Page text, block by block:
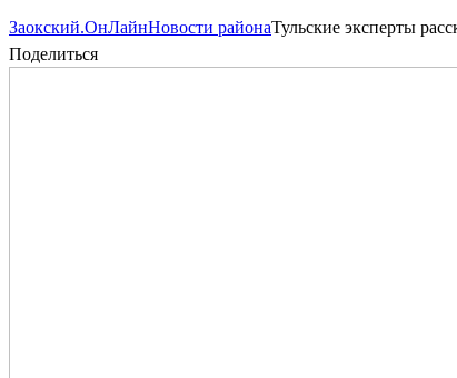
Заокский.ОнЛайнНовости районаТульские эксперты
Поделиться